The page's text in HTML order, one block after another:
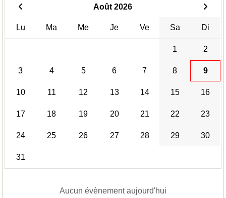
Août 2026
Lu Ma Me Je Ve Sa Di
1 2
3 4 5 6 7 8 9
10 11 12 13 14 15 16
17 18 19 20 21 22 23
24 25 26 27 28 29 30
31
Aucun évènement aujourd'hui